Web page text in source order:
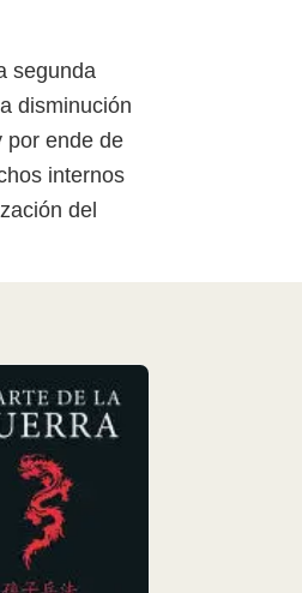
segunda
disminución
por ende de
internos
del